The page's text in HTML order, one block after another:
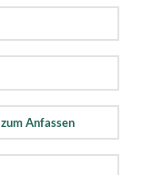
Anfassen